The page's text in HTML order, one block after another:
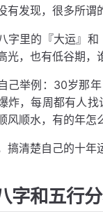
有发现，很多所谓
字里的『大运』
光，也有低谷期，
己举例：30岁那
炸，每周都有人
风顺水，有的年怎
搞清楚自己的十年
字和五行